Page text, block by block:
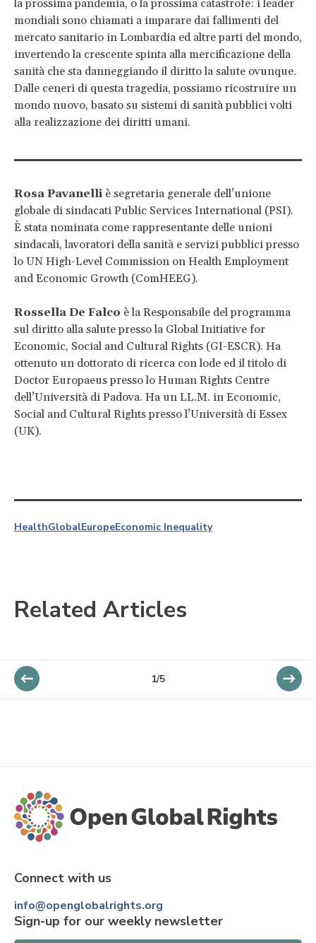
la prossima pandemia, o la prossima catastrofe: i leader
mondiali sono chiamati a imparare dai fallimenti del
mercato sanitario in Lombardia ed altre parti del mondo,
invertendo la crescente spinta alla mercificazione della
sanità che sta danneggiando il diritto la salute ovunque.
Dalle ceneri di questa tragedia, possiamo ricostruire un
mondo nuovo, basato su sistemi di sanità pubblici volti
alla realizzazione dei diritti umani.
Rosa Pavanelli è segretaria generale dell’unione
globale di sindacati Public Services International (PSI).
È stata nominata come rappresentante delle unioni
sindacali, lavoratori della sanità e servizi pubblici presso
lo UN High-Level Commission on Health Employment
and Economic Growth (ComHEEG).
Rossella De Falco è la Responsabile del programma
sul diritto alla salute presso la Global Initiative for
Economic, Social and Cultural Rights (GI-ESCR). Ha
ottenuto un dottorato di ricerca con lode ed il titolo di
Doctor Europaeus presso lo Human Rights Centre
dell’Università di Padova. Ha un LL.M. in Economic,
Social and Cultural Rights presso l’Università di Essex
(UK).
HealthGlobalEuropeEconomic Inequality
Related Articles
1/5
Connect with us
info@openglobalrights.org
Sign-up for our weekly newsletter